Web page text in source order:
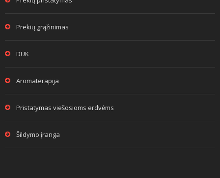
Prekių grąžinimas
DUK
Aromaterapija
Pristatymas viešosioms erdvėms
Šildymo įranga